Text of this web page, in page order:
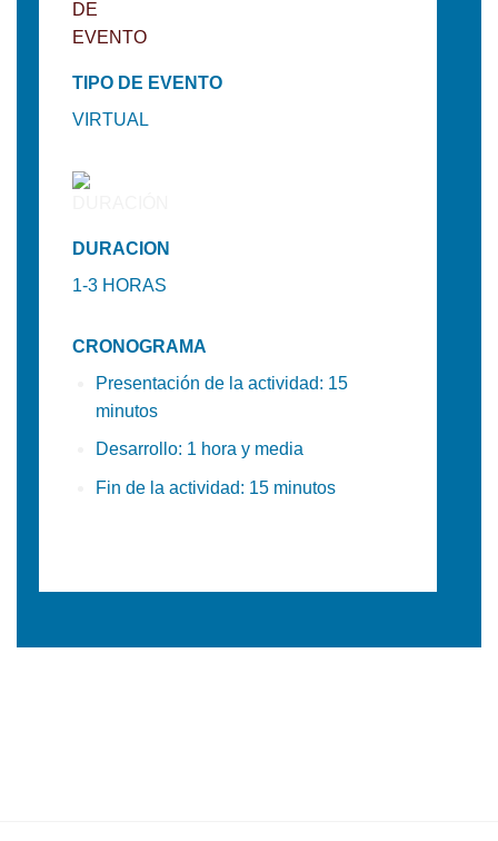
TIPO DE EVENTO
VIRTUAL
DURACION
1-3 HORAS
CRONOGRAMA
Presentación de la actividad: 15
minutos
Desarrollo: 1 hora y media
Fin de la actividad: 15 minutos